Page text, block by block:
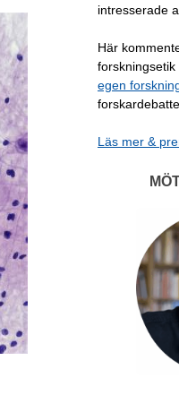
intresserade
Här
egen
Läs mer &